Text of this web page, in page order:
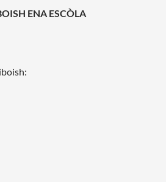
ENA ESCÒLA